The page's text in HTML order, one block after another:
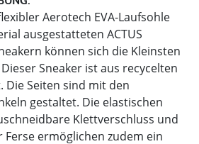
Aerotech EVA-Laufsohle
ausgestatteten ACTUS
können sich die Kleinsten
Sneaker ist aus recycelten
Die Seiten sind mit den
gestaltet. Die elastischen
Klettverschluss und
Ferse ermöglichen zudem ein